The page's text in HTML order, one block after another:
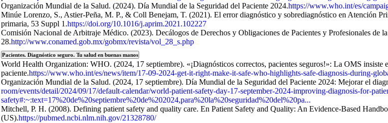
Organización Mundial de la Salud. (2024). Día Mundial de la Seguridad del Paciente 2024.https://www.who.int/es/
Minúe Lorenzo, S., Astier-Peña, M. P., & Coll Benejam, T. (2021). El error diagnóstico y sobrediagnóstico en Atención
primaria, 53 Suppl 1.https://doi.org/10.1016/j.aprim.2021.102227
Comisión Nacional de Arbitraje Médico. (2023). Decálogos de Derechos y Obligaciones de Pacientes y Profesionales de
28.http://www.conamed.gob.mx/gobmx/revista/vol_28_s.php
Pacientes. Diagnóstico seguro. Tu salud en buenas manos
World Health Organization: WHO. (2024, 17 septiembre). «¡Diagnósticos correctos, pacientes seguros!»: La OMS
paciente.https://www.who.int/es/news/item/17-09-2024-get-it-right-make-it-safe-who-highlights-safe-diagnosis-during-
Organización Mundial de la Salud. (2024, 17 septiembre). Día Mundial de la Seguridad del Paciente 2024: Mejorar el
room/events/detail/2024/09/17/default-calendar/world-patient-safety-day-17-september-2024-improving-diagnosis-for-
safety#:~:text=17%20de%20septiembre%20de%202024,para%20la%20seguridad%20del%20pa...
Mitchell, P. H. (2008). Defining patient safety and quality care. En Patient Safety and Quality: An Evidence-Based
(US).https://pubmed.ncbi.nlm.nih.gov/21328780/